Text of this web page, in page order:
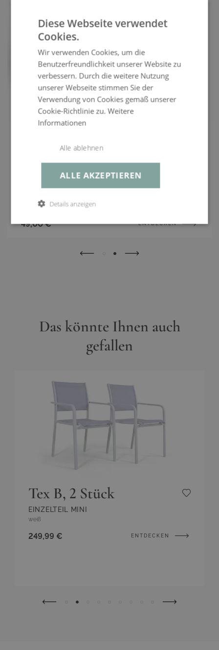
Obermaterial Farbe: anthrazit
wetterbeständig, Stärke bis zu 1,5 mm
Produktart Lounge Module, Hocker
Bezug
steingrau, 100% Olefin, abnehmbar, waschbar bei
30°C, robuste Verarbeitung, hohe Festigkeit,
verdeckte Reißverschlüsse, mehrfarbig,
vorimprägniert, durchgefärbt
casantis GmbH
Regattastr. 55
12527 Berlin
Mo–Fr, 10–17 Uhr
service@living-zone.de
EINZELTEIL MINI
49,00 € ENTDECKEN
Das könnte Ihnen auch
gefallen
Tex B, 2 Stück
EINZELTEIL MINI
weiß
249,99 € ENTDECKEN
Diese Webseite verwendet
Cookies.
Wir verwenden Cookies, um die
Benutzerfreundlichkeit unserer Website zu
verbessern. Durch die weitere Nutzung
unserer Webseite stimmen Sie der
Verwendung von Cookies gemäß unserer
Cookie-Richtlinie zu.Weitere
Informationen
ALLE AKZEPTIEREN
Alle ablehnen
Details anzeigen